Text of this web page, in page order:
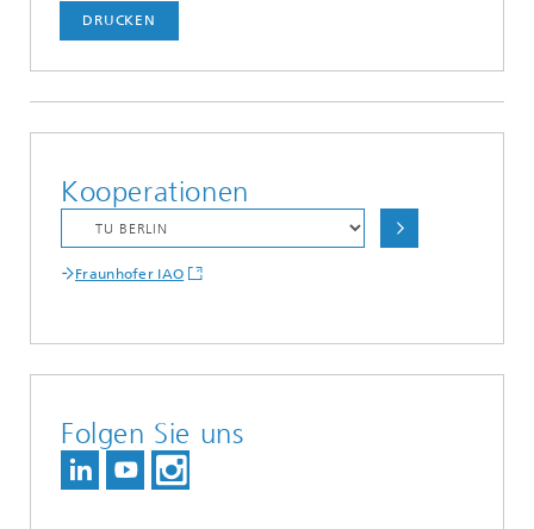
DRUCKEN
Kooperationen
Fraunhofer IAO
Folgen Sie uns